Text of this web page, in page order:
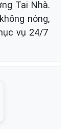
Tại Nhà.
nóng,
vụ 24/7